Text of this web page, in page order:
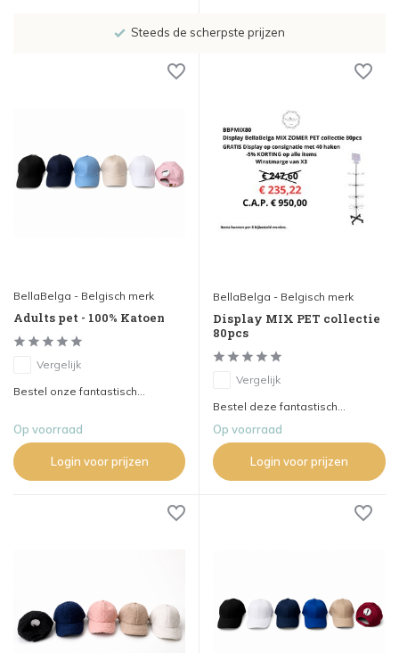
Steeds de scherpste prijzen
BellaBelga - Belgisch merk
Adults pet - 100% Katoen
Vergelijk
Bestel onze fantastisch...
Op voorraad
Login voor prijzen
BellaBelga - Belgisch merk
Display MIX PET collectie
80pcs
Vergelijk
Bestel deze fantastisch...
Op voorraad
Login voor prijzen